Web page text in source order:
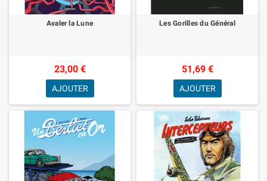
Avaler la Lune
23,00 €
AJOUTER
Les Gorilles du Général
51,69 €
AJOUTER